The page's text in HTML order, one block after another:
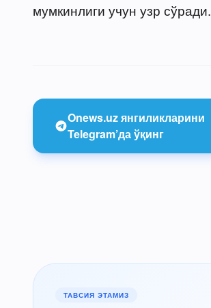
мумкинлиги учун узр сўради.
Onews.uz янгиликларини
Telegram’да ўқинг
ТАВСИЯ ЭТАМИЗ